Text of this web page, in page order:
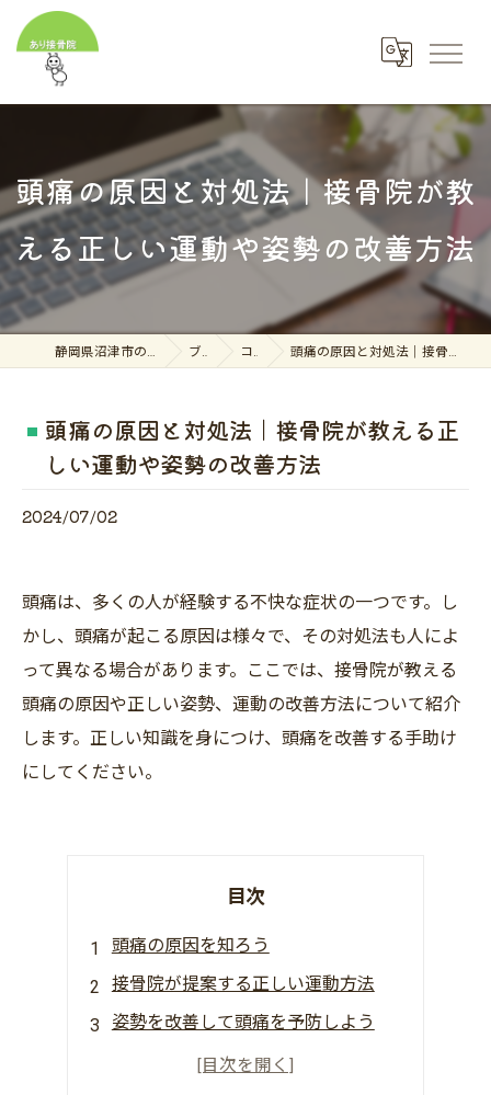
頭痛の原因と対処法｜接骨院が教
える正しい運動や姿勢の改善方法
静岡県沼津市の接骨院ならあり接骨院 ブログ コラム 頭痛の原因と対処法｜接骨院が教える正しい運動や姿勢の改善方法
頭痛の原因と対処法｜接骨院が教える正
しい運動や姿勢の改善方法
2024/07/02
頭痛は、多くの人が経験する不快な症状の一つです。し
かし、頭痛が起こる原因は様々で、その対処法も人によ
って異なる場合があります。ここでは、接骨院が教える
頭痛の原因や正しい姿勢、運動の改善方法について紹介
します。正しい知識を身につけ、頭痛を改善する手助け
にしてください。
目次
頭痛の原因を知ろう
接骨院が提案する正しい運動方法
姿勢を改善して頭痛を予防しよう
頭痛対策には食事や睡眠も重要